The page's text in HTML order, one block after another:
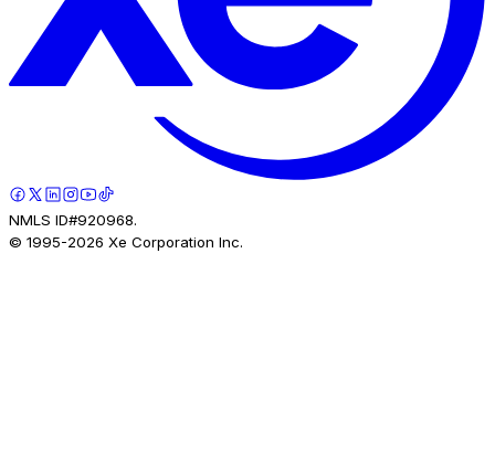
NMLS ID#920968.
© 1995-2026 Xe Corporation Inc.